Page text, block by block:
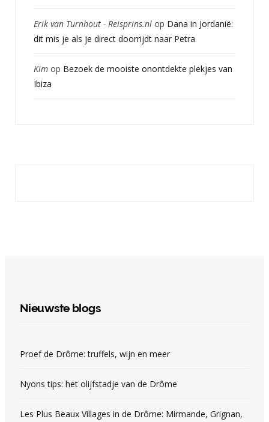
Erik van Turnhout - Reisprins.nl op Dana in Jordanië:
dit mis je als je direct doorrijdt naar Petra
Kim op Bezoek de mooiste onontdekte plekjes van
Ibiza
Nieuwste blogs
Proef de Drôme: truffels, wijn en meer
Nyons tips: het olijfstadje van de Drôme
Les Plus Beaux Villages in de Drôme: Mirmande, Grignan,